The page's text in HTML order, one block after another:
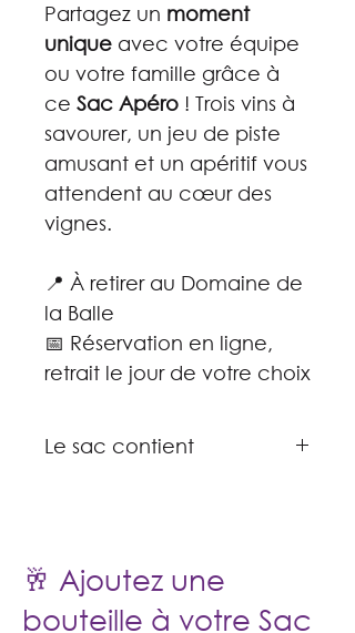
Partagez un moment
unique avec votre équipe
ou votre famille grâce à
ce Sac Apéro ! Trois vins à
savourer, un jeu de piste
amusant et un apéritif vous
attendent au cœur des
vignes.
📍 À retirer au Domaine de
la Balle
📅 Réservation en ligne,
retrait le jour de votre choix
Le sac contient
- 1 bouteille 50 cl de Garanoir
"Cuvée Solange"
🥂 Ajoutez une
bouteille à votre Sac